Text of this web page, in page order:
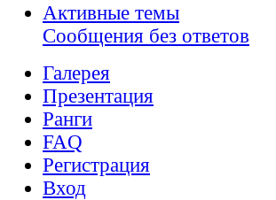
Активные темы
Сообщения без ответов
Галерея
Презентация
Ранги
FAQ
Регистрация
Вход